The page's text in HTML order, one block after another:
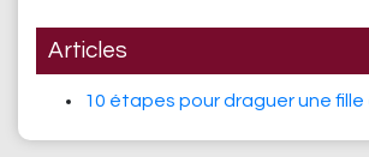
Articles
10 étapes pour draguer une fille